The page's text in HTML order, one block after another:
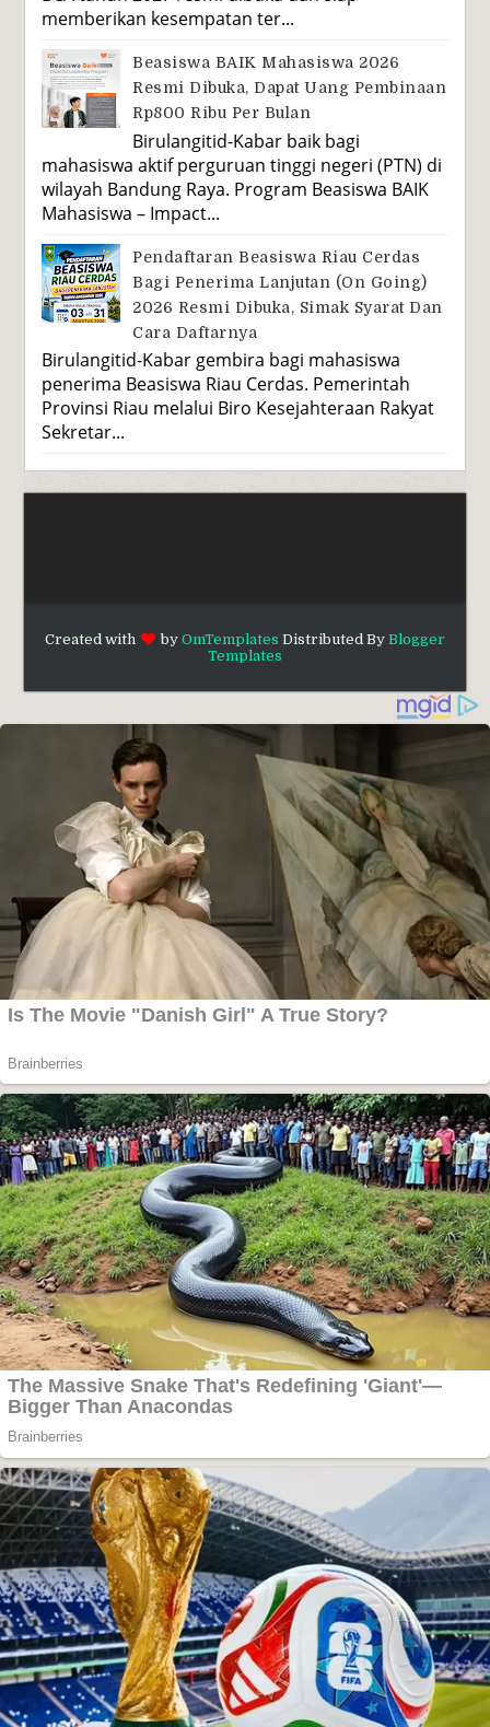
memberikan kesempatan ter...
Beasiswa BAIK Mahasiswa 2026
Resmi Dibuka, Dapat Uang Pembinaan
Rp800 Ribu Per Bulan
Birulangitid-Kabar baik bagi
mahasiswa aktif perguruan tinggi negeri (PTN) di
wilayah Bandung Raya. Program Beasiswa BAIK
Mahasiswa – Impact...
Pendaftaran Beasiswa Riau Cerdas
Bagi Penerima Lanjutan (On Going)
2026 Resmi Dibuka, Simak Syarat Dan
Cara Daftarnya
Birulangitid-Kabar gembira bagi mahasiswa
penerima Beasiswa Riau Cerdas. Pemerintah
Provinsi Riau melalui Biro Kesejahteraan Rakyat
Sekretar...
Created with by OmTemplates Distributed By Blogger
Templates